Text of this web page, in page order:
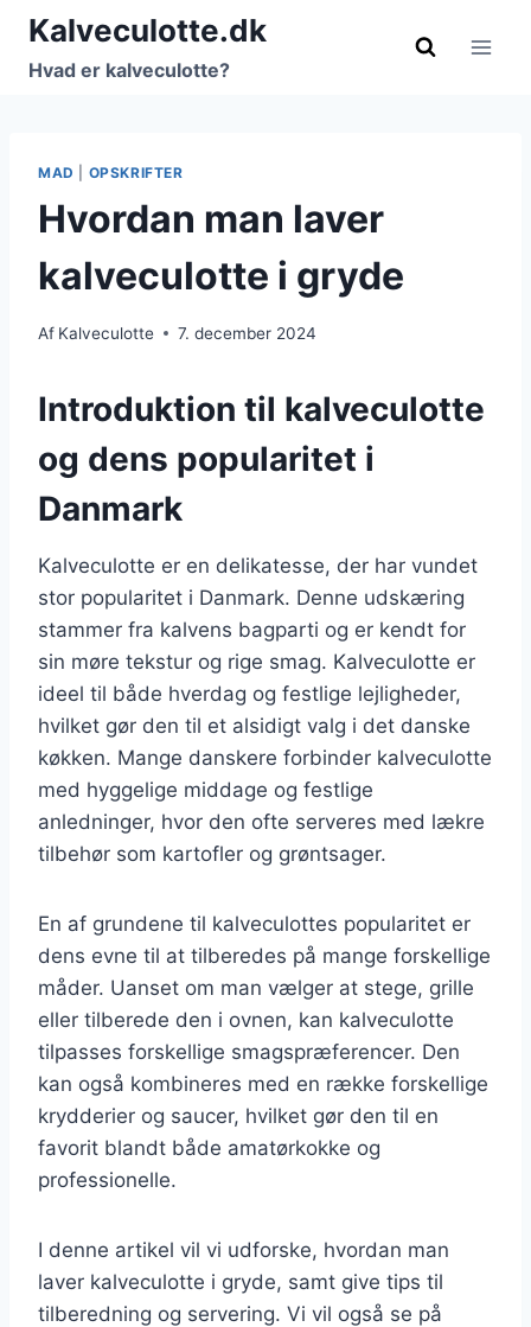
Fortsæt
indhold
Kalveculotte.dk
Hvad er kalveculotte?
MAD OPSKRIFTER
Hvordan man laver
kalveculotte i gryde
Af Kalveculotte 7. december 2024
Introduktion til kalveculotte
og dens popularitet i
Danmark
Kalveculotte er en delikatesse, der har vundet
stor popularitet i Danmark. Denne udskæring
stammer fra kalvens bagparti og er kendt for
sin møre tekstur og rige smag. Kalveculotte er
ideel til både hverdag og festlige lejligheder,
hvilket gør den til et alsidigt valg i det danske
køkken. Mange danskere forbinder kalveculotte
med hyggelige middage og festlige
anledninger, hvor den ofte serveres med lækre
tilbehør som kartofler og grøntsager.
En af grundene til kalveculottes popularitet er
dens evne til at tilberedes på mange forskellige
måder. Uanset om man vælger at stege, grille
eller tilberede den i ovnen, kan kalveculotte
tilpasses forskellige smagspræferencer. Den
kan også kombineres med en række forskellige
krydderier og saucer, hvilket gør den til en
favorit blandt både amatørkokke og
professionelle.
I denne artikel vil vi udforske, hvordan man
laver kalveculotte i gryde, samt give tips til
tilberedning og servering. Vi vil også se på